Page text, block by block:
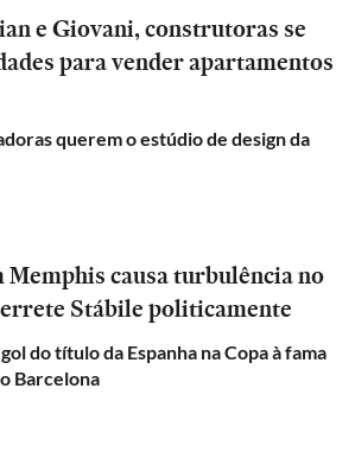
e Giovani, construtoras se
para vender apartamentos
querem o estúdio de design da
Memphis causa turbulência no
Stábile politicamente
do título da Espanha na Copa à fama
Barcelona